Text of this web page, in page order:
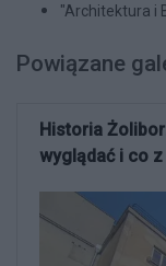
"Architektura i
Powiązane
Historia
wyglądać i co